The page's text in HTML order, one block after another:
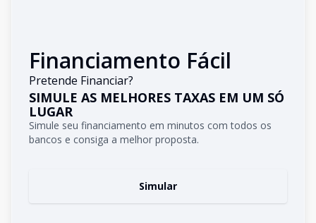
Financiamento Fácil
Pretende Financiar?
SIMULE AS MELHORES TAXAS EM UM SÓ
LUGAR
Simule seu financiamento em minutos com todos os
bancos e consiga a melhor proposta.
Simular